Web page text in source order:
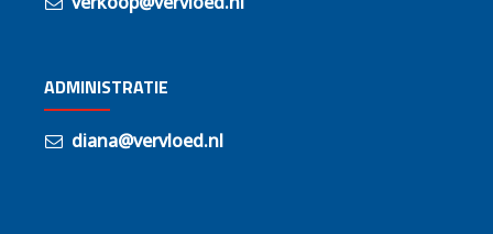
ADMINISTRATIE
diana@vervloed.nl